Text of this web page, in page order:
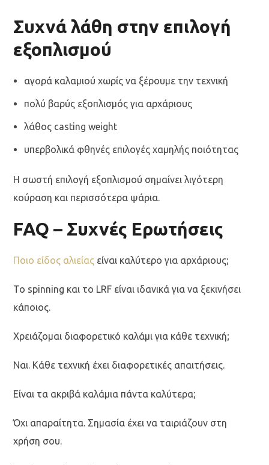
Συχνά λάθη στην επιλογή
εξοπλισμού
αγορά καλαμιού χωρίς να ξέρουμε την τεχνική
πολύ βαρύς εξοπλισμός για αρχάριους
λάθος casting weight
υπερβολικά φθηνές επιλογές χαμηλής ποιότητας
Η σωστή επιλογή εξοπλισμού σημαίνει λιγότερη
κούραση και περισσότερα ψάρια.
FAQ – Συχνές Ερωτήσεις
Ποιο είδος αλιείας είναι καλύτερο για αρχάριους;
Το spinning και το LRF είναι ιδανικά για να ξεκινήσει
κάποιος.
Χρειάζομαι διαφορετικό καλάμι για κάθε τεχνική;
Ναι. Κάθε τεχνική έχει διαφορετικές απαιτήσεις.
Είναι τα ακριβά καλάμια πάντα καλύτερα;
Όχι απαραίτητα. Σημασία έχει να ταιριάζουν στη
χρήση σου.